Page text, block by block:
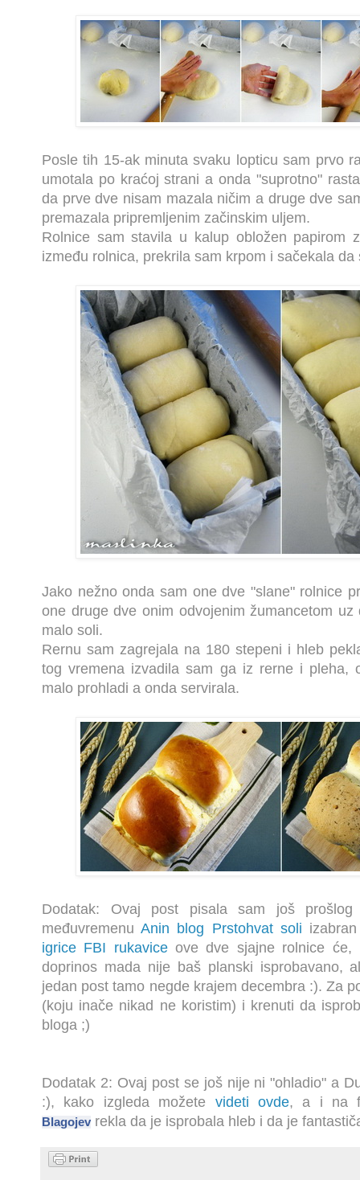
Posle tih 15-ak minuta svaku lopticu sam prvo
umotala po kraćoj strani a onda "suprotno"
da prve dve nisam mazala ničim a druge dve
premazala pripremljenim začinskim uljem.
Rolnice sam stavila u kalup obložen papirom
između rolnica, prekrila sam krpom i sačekala
Jako nežno onda sam one dve "slane" rolnice
one druge dve onim odvojenim žumancetom
malo soli.
Rernu sam zagrejala na 180 stepeni i hleb
tog vremena izvadila sam ga iz rerne i pleha,
malo prohladi a onda servirala.
Dodatak: Ovaj post pisala sam još
međuvremenuAnin blog Prstohvat soli
igrice FBI rukaviceove dve sjajne rolnice će,
doprinos mada nije baš planski isprobavano,
jedan post tamo negde krajem decembra :). Za
(koju inače nikad ne koristim) i krenuti da
bloga ;)
Dodatak 2: Ovaj post se još nije ni "ohladio" a
:), kako izgleda možete videti ovde, a i na
Blagojev rekla da je isprobala hleb i da je